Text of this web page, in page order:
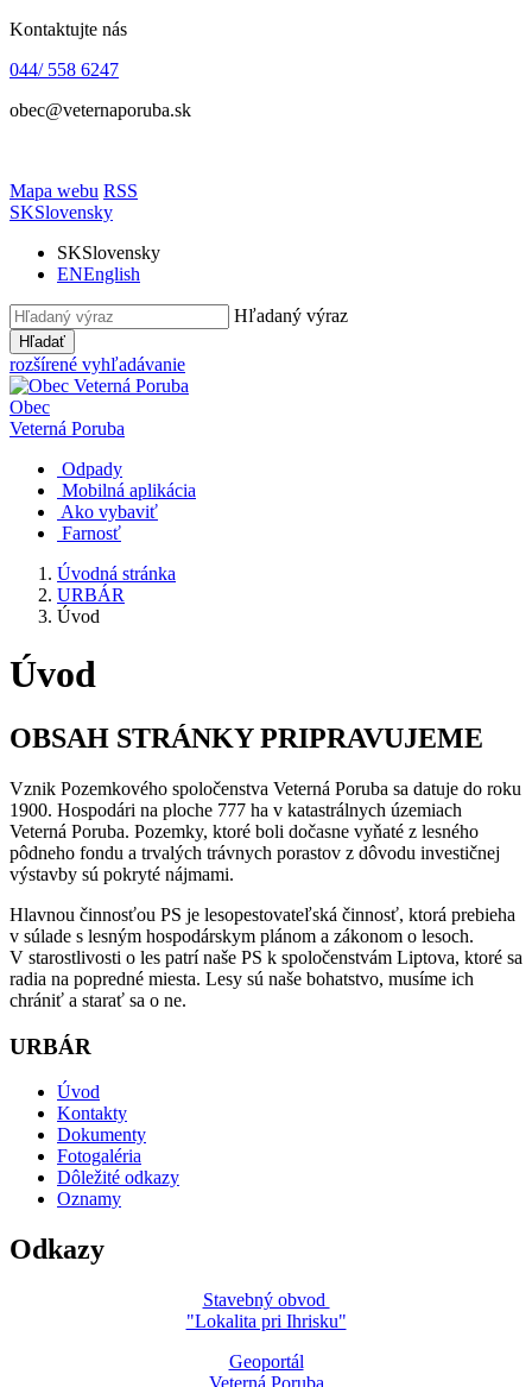
Kontaktujte nás
044/ 558 6247
obec@veternaporuba.sk
Mapa webu RSS
SKSlovensky
SKSlovensky
ENEnglish
Hľadaný výraz
Hľadať
rozšírené vyhľadávanie
Obec
Veterná Poruba
Odpady
Mobilná aplikácia
Ako vybaviť
Farnosť
Úvodná stránka
URBÁR
Úvod
Úvod
OBSAH STRÁNKY PRIPRAVUJEME
Vznik Pozemkového spoločenstva Veterná Poruba sa datuje do roku
1900. Hospodári na ploche 777 ha v katastrálnych územiach
Veterná Poruba. Pozemky, ktoré boli dočasne vyňaté z lesného
pôdneho fondu a trvalých trávnych porastov z dôvodu investičnej
výstavby sú pokryté nájmami.
Hlavnou činnosťou PS je lesopestovateľská činnosť, ktorá prebieha
v súlade s lesným hospodárskym plánom a zákonom o lesoch.
V starostlivosti o les patrí naše PS k spoločenstvám Liptova, ktoré sa
radia na popredné miesta. Lesy sú naše bohatstvo, musíme ich
chrániť a starať sa o ne.
URBÁR
Úvod
Kontakty
Dokumenty
Fotogaléria
Dôležité odkazy
Oznamy
Odkazy
Stavebný obvod
"Lokalita pri Ihrisku"
Geoportál
Veterná Poruba